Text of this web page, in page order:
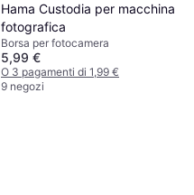
Hama Custodia per macchina
fotografica
Borsa per fotocamera
5,99 €
O 3 pagamenti di 1,99 €
9 negozi